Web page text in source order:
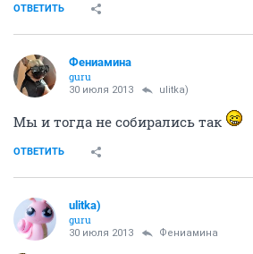
ОТВЕТИТЬ
Фениамина
guru
30 июля 2013 ulitka)
Мы и тогда не собирались так
ОТВЕТИТЬ
ulitka)
guru
30 июля 2013 Фениамина